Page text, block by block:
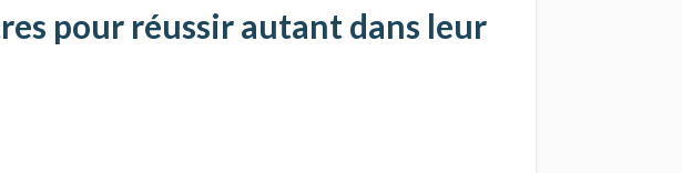
pour réussir autant dans leur